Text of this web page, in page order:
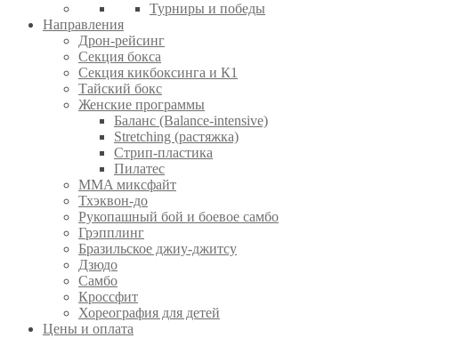
Турниры и победы
Направления
Дрон-рейсинг
Секция бокса
Секция кикбоксинга и К1
Тайский бокс
Женские программы
Баланс (Balance-intensive)
Stretching (растяжка)
Стрип-пластика
Пилатес
MMA миксфайт
Тхэквон-до
Рукопашный бой и боевое самбо
Грэпплинг
Бразильское джиу-джитсу
Дзюдо
Самбо
Кроссфит
Хореография для детей
Цены и оплата